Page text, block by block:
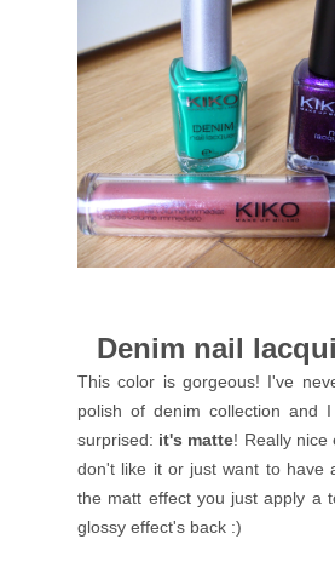
Denim nail
This color is gorgeous! I've
polish of denim collection and
surprised: it's matte! Really nice
don't like it or just want to have
the matt effect you just apply a
glossy effect's back :)